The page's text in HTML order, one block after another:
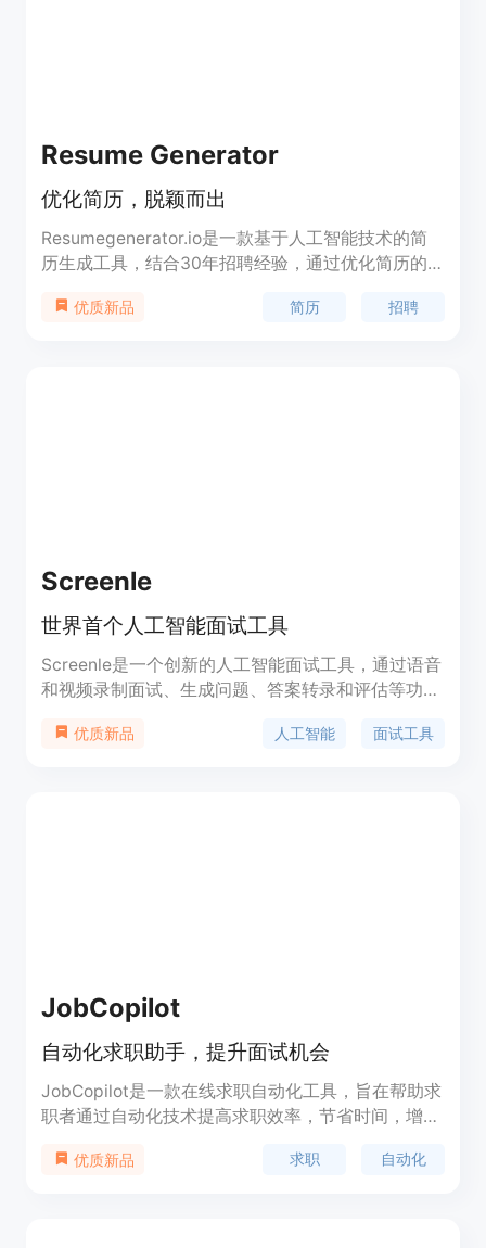
Resume Generator
优化简历，脱颖而出
Resumegenerator.io是一款基于人工智能技术的简
历生成工具，结合30年招聘经验，通过优化简历的
发展的见解。完全免费试用，立即释放您的全部潜
优质新品 简历 招聘
Screenle
世界首个人工智能面试工具
Screenle是一个创新的人工智能面试工具，通过语音
和视频录制面试、生成问题、答案转录和评估等功
技术与招聘需求，提升招聘流程的效率和效果。
优质新品 人工智能 面试工具
JobCopilot
自动化求职助手，提升面试机会
JobCopilot是一款在线求职自动化工具，旨在帮助求
职者通过自动化技术提高求职效率，节省时间，增加
和申请工作，跟踪申请进度，并提供AI简历和求职信
优质新品 求职 自动化